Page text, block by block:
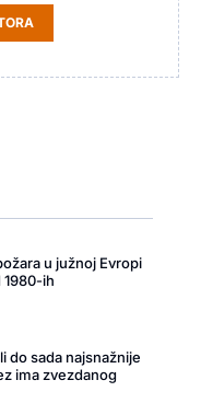
u južnoj Evropi
ih
do sada najsnažnije
ima zvezdanog